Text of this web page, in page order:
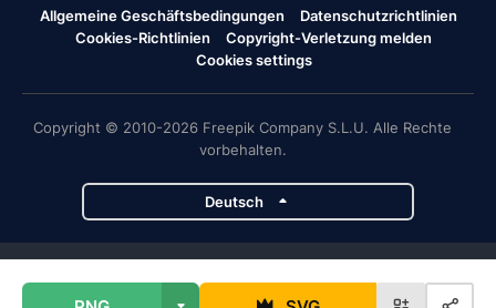
Allgemeine Geschäftsbedingungen
Datenschutzrichtlinien
Cookies-Richtlinien
Copyright-Verletzung melden
Cookies settings
Copyright © 2010-2026 Freepik Company S.L.U. Alle Rechte
vorbehalten.
Deutsch